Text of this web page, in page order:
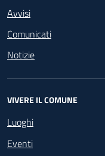
Avvisi
Comunicati
Notizie
VIVERE IL COMUNE
Luoghi
Eventi